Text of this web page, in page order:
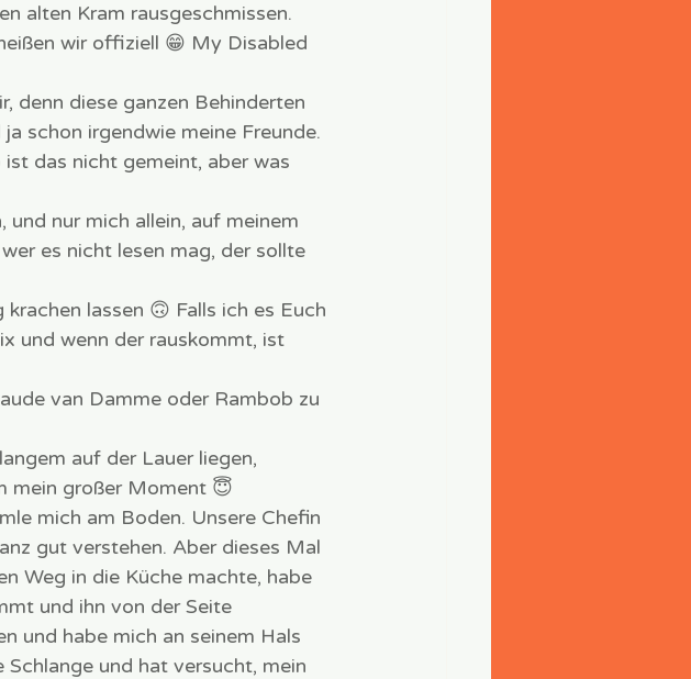
alten Kram rausgeschmissen.
wir offiziell 😁 My Disabled
denn diese ganzen Behinderten
schon irgendwie meine Freunde.
ist das nicht gemeint, aber was
und nur mich allein, auf meinem
es nicht lesen mag, der sollte
lassen 🙃 Falls ich es Euch
und wenn der rauskommt, ist
van Damme oder Rambob zu
auf der Lauer liegen,
mein großer Moment 😇
mich am Boden. Unsere Chefin
gut verstehen. Aber dieses Mal
Weg in die Küche machte, habe
und ihn von der Seite
und habe mich an seinem Hals
und hat versucht, mein